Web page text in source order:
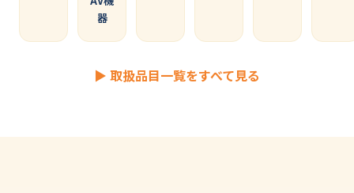
器
▶ 取扱品目一覧をすべて見る